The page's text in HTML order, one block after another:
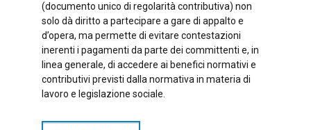
(documento unico di regolarità contributiva) non
solo dà diritto a partecipare a gare di appalto e
d’opera, ma permette di evitare contestazioni
inerenti i pagamenti da parte dei committenti e, in
linea generale, di accedere ai benefici normativi e
contributivi previsti dalla normativa in materia di
lavoro e legislazione sociale.